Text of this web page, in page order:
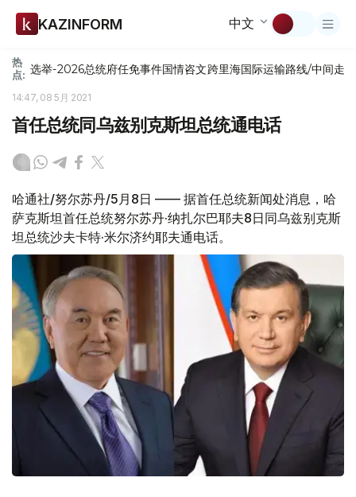
KAZINFORM 中文
热
点: 选举-2026总统府任免事件国情咨文跨里海国际运输路线/中间走廊
14:47, 08 5月 2021
首任总统同乌兹别克斯坦总统通电话
哈通社/努尔苏丹/5月8日 —— 据首任总统新闻处消息，哈
萨克斯坦首任总统努尔苏丹·纳扎尔巴耶夫8日同乌兹别克斯
坦总统沙夫卡特·米尔济约耶夫通电话。